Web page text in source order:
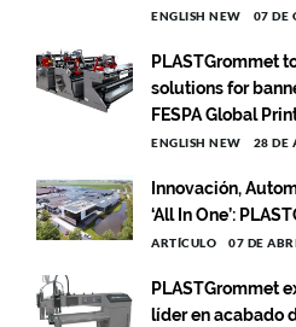
ENGLISH NEW 07 DE
PLASTGrommet
solutions for
FESPA Global
ENGLISH NEW 28 DE
Innovación,
‘All In One’:
ARTÍCULO 07 DE
PLASTGrommet
líder en acabado